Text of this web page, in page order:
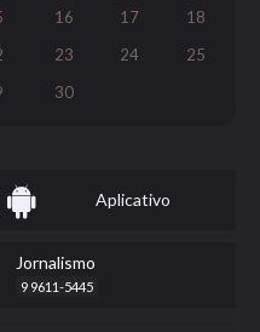
16 17
18
23 24
25
30
Aplicativo
Jornalismo
9 9611-5445